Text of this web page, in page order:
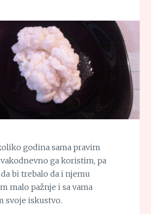
godina sama pravim
ga koristim, pa
bi trebalo da i njemu
malo pažnje i sa vama
svoje iskustvo.